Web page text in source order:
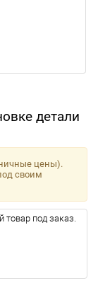
детали
цены).
своим
под заказ.